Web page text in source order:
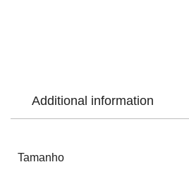
Additional information
Tamanho